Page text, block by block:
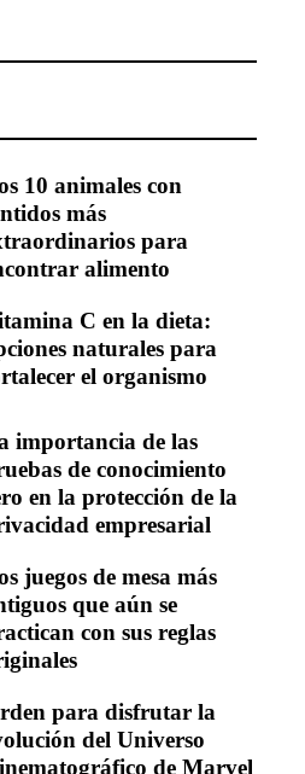
10 animales con
más
para
alimento
C en la dieta:
naturales para
el organismo
importancia de las
de conocimiento
en la protección de la
empresarial
juegos de mesa más
que aún se
con sus reglas
para disfrutar la
del Universo
de Marvel